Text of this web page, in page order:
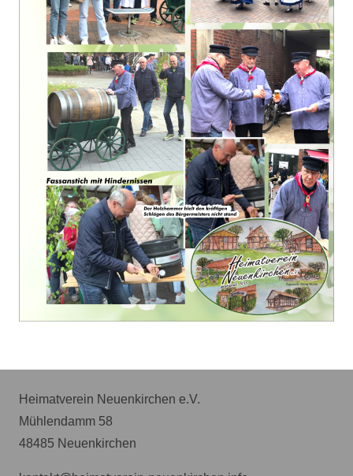
Heimatverein Neuenkirchen e.V.
Mühlendamm 58
48485 Neuenkirchen